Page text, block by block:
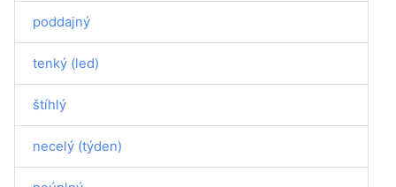
poddajný
tenký (led)
štíhlý
necelý (týden)